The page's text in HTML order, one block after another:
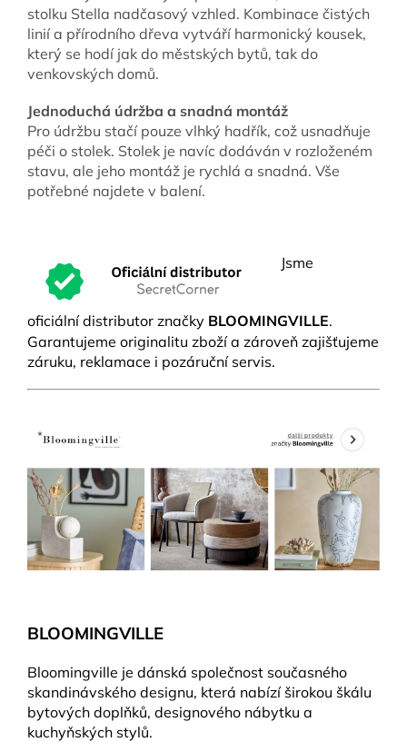
stolku Stella nadčasový vzhled. Kombinace čistých
linií a přírodního dřeva vytváří harmonický kousek,
který se hodí jak do městských bytů, tak do
venkovských domů.
Jednoduchá údržba a snadná montáž
Pro údržbu stačí pouze vlhký hadřík, což usnadňuje
péči o stolek. Stolek je navíc dodáván v rozloženém
stavu, ale jeho montáž je rychlá a snadná. Vše
potřebné najdete v balení.
Jsme
oficiální distributor značky BLOOMINGVILLE.
Garantujeme originalitu zboží a zároveň zajišťujeme
záruku, reklamace i pozáruční servis.
BLOOMINGVILLE
Bloomingville je dánská společnost současného
skandinávského designu, která nabízí širokou škálu
bytových doplňků, designového nábytku a
kuchyňských stylů.